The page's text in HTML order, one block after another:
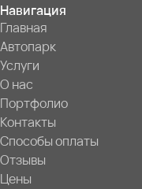
Навигация
Главная
Автопарк
Услуги
О нас
Портфолио
Контакты
Способы оплаты
Отзывы
Цены